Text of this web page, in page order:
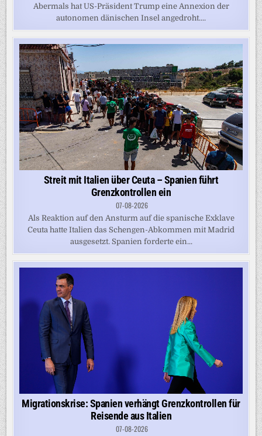
Abermals hat US-Präsident Trump eine Annexion der
autonomen dänischen Insel angedroht....
Streit mit Italien über Ceuta – Spanien führt
Grenzkontrollen ein
07-08-2026
Als Reaktion auf den Ansturm auf die spanische Exklave
Ceuta hatte Italien das Schengen-Abkommen mit Madrid
ausgesetzt. Spanien forderte ein...
Migrationskrise: Spanien verhängt Grenzkontrollen für
Reisende aus Italien
07-08-2026